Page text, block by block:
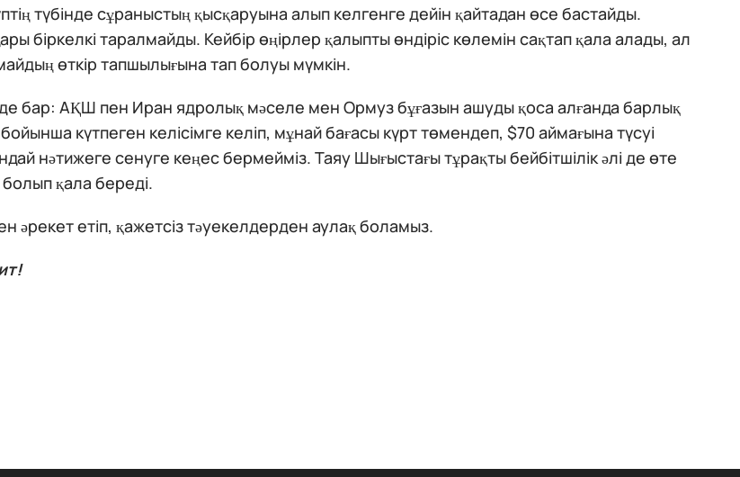
түбінде сұраныстың қысқаруына алып келгенге дейін қайтадан өсе бастайды.
біркелкі таралмайды. Кейбір өңірлер қалыпты өндіріс көлемін сақтап қала алады, ал
өткір тапшылығына тап болуы мүмкін.
бар: АҚШ пен Иран ядролық мәселе мен Ормуз бұғазын ашуды қоса алғанда барлық
күтпеген келісімге келіп, мұнай бағасы күрт төмендеп, $70 аймағына түсуі
нәтижеге сенуге кеңес бермейміз. Таяу Шығыстағы тұрақты бейбітшілік әлі де өте
қала береді.
әрекет етіп, қажетсіз тәуекелдерден аулақ боламыз.